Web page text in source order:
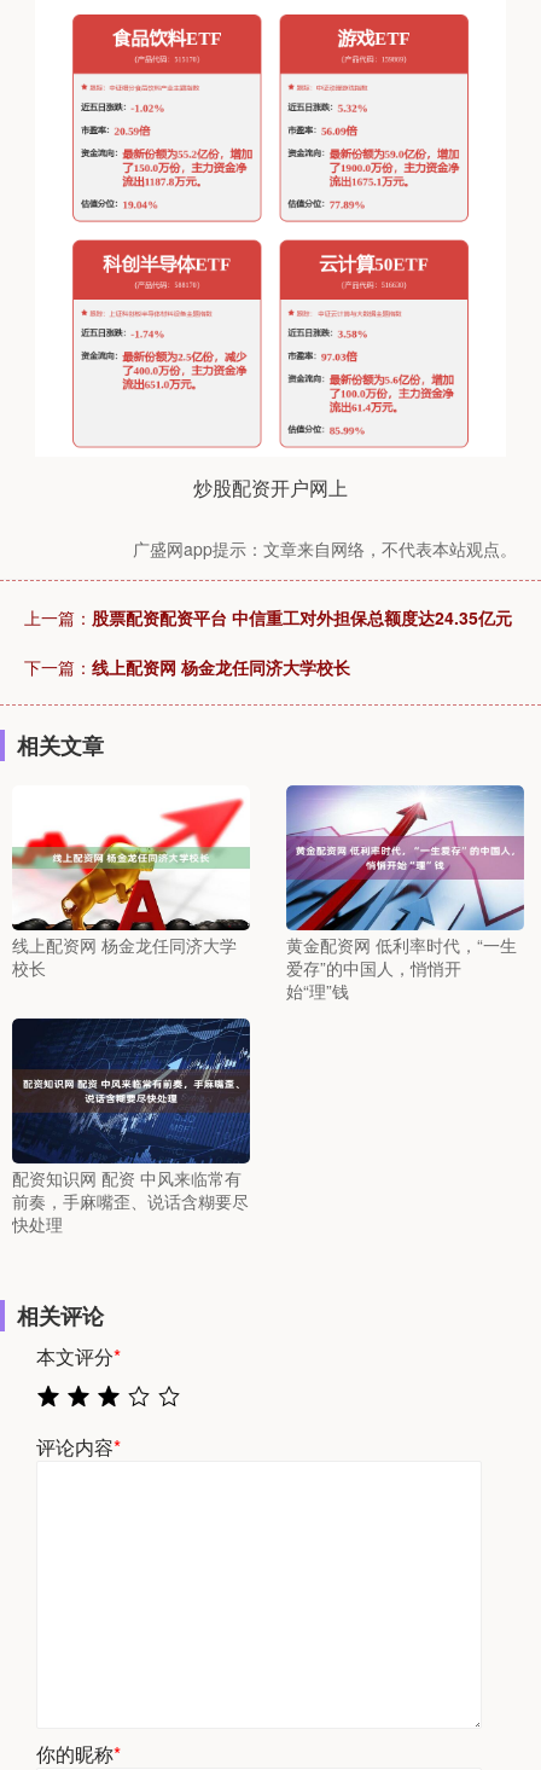
炒股配资开户网上
广盛网app提示：文章来自网络，不代表本站观点。
上一篇： 股票配资配资平台 中信重工对外担保总额度达24.35亿元
下一篇： 线上配资网 杨金龙任同济大学校长
相关文章
线上配资网 杨金龙任同济大学
校长
黄金配资网 低利率时代，“一生
爱存”的中国人，悄悄开
始“理”钱
配资知识网 配资 中风来临常有
前奏，手麻嘴歪、说话含糊要尽
快处理
相关评论
本文评分*
评论内容*
你的昵称*